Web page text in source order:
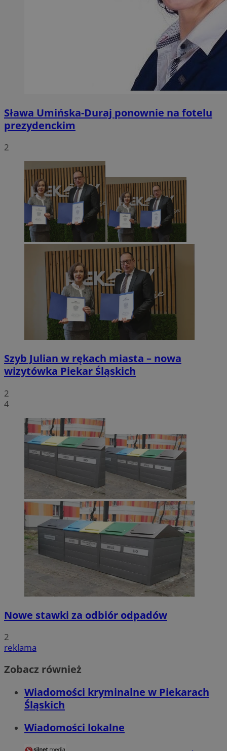
Sława Umińska-Duraj ponownie na fotelu
prezydenckim
2
Szyb Julian w rękach miasta – nowa
wizytówka Piekar Śląskich
2
4
Nowe stawki za odbiór odpadów
2
reklama
Zobacz również
Wiadomości kryminalne w Piekarach
Śląskich
Wiadomości lokalne